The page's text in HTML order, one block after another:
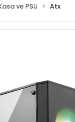
ve PSU Atx